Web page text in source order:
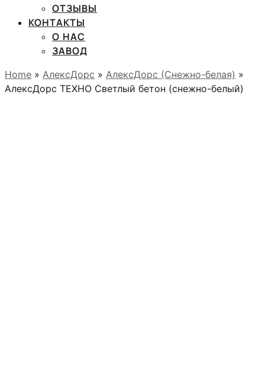
ОТЗЫВЫ
КОНТАКТЫ
О НАС
ЗАВОД
Home » АлексДорс » АлексДорс (Снежно-белая) »
АлексДорс ТЕХНО Светлый бетон (снежно-белый)